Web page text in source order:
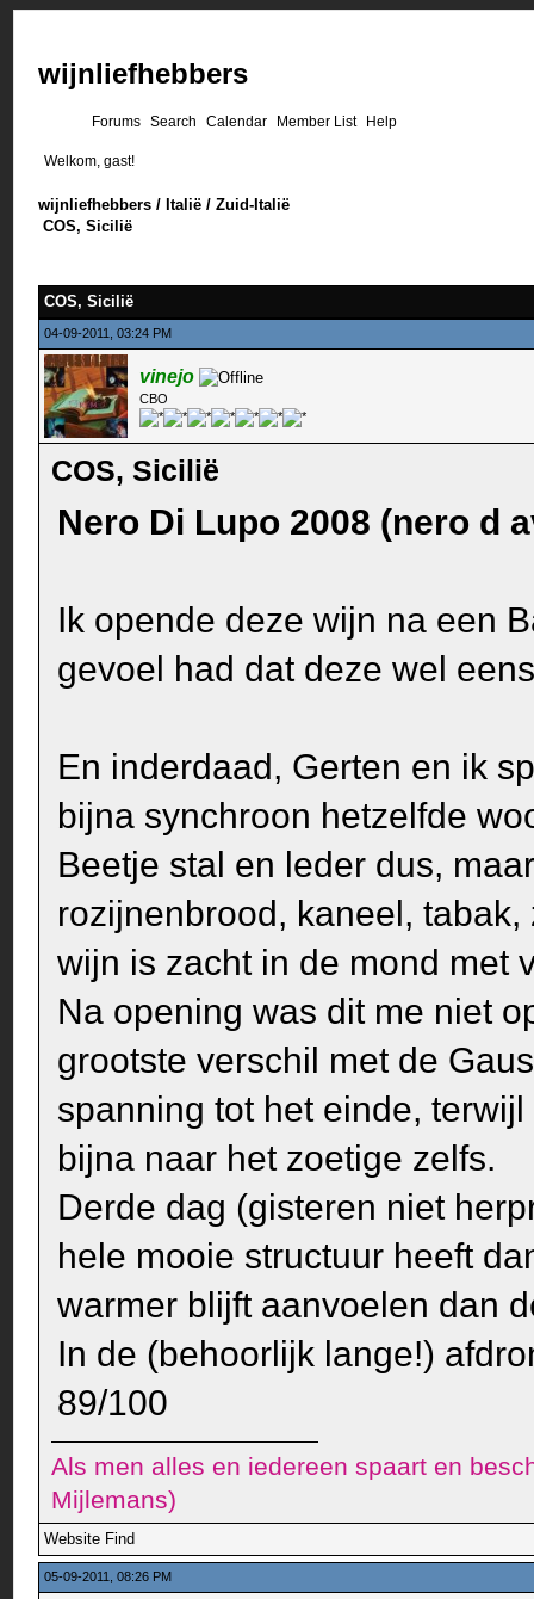
wijnliefhebbers
Forums Search Calendar Member List Help
Welkom, gast!
wijnliefhebbers / Italië /Zuid-Italië
COS, Sicilië
COS, Sicilië
04-09-2011, 03:24 PM
vinejo
CBO
COS, Sicilië
Nero Di Lupo 2008 (nero d
Ik opende deze wijn na een
gevoel had dat deze wel
En inderdaad, Gerten en ik
bijna synchroon hetzelfde
Beetje stal en leder dus,
rozijnenbrood, kaneel,
wijn is zacht in de mond met
Na opening was dit me niet
grootste verschil met de
spanning tot het einde,
bijna naar het zoetige zelfs.
Derde dag (gisteren niet
hele mooie structuur heeft
warmer blijft aanvoelen dan
In de (behoorlijk lange!)
89/100
Als men alles en iedereen spaart en
Mijlemans)
Website Find
05-09-2011, 08:26 PM